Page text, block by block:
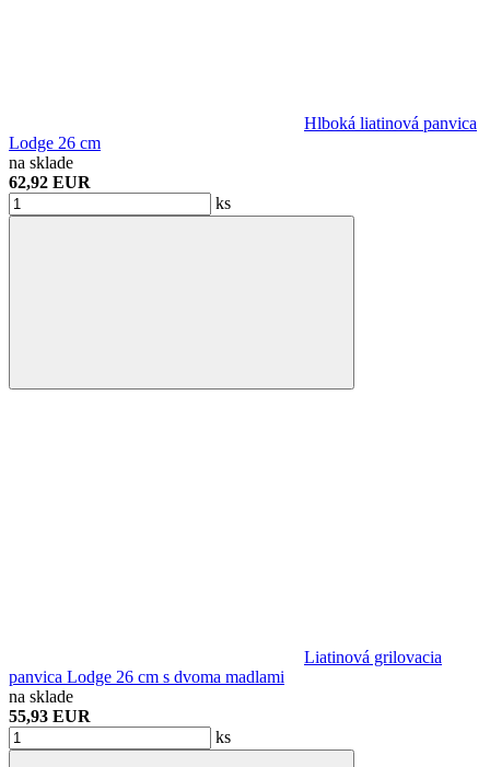
Hlboká liatinová panvica
Lodge 26 cm
na sklade
62,92 EUR
ks
Liatinová grilovacia
panvica Lodge 26 cm s dvoma madlami
na sklade
55,93 EUR
ks